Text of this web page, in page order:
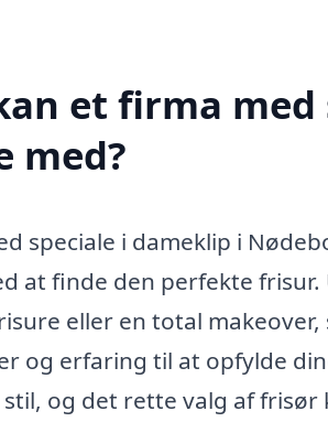
et firma
med?
speciale i dameklip i
at finde den perfekte
eller en total
og erfaring til at opfylde
og det rette valg af